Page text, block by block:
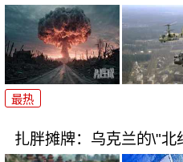
最热
扎胖摊牌：乌克兰的\"北